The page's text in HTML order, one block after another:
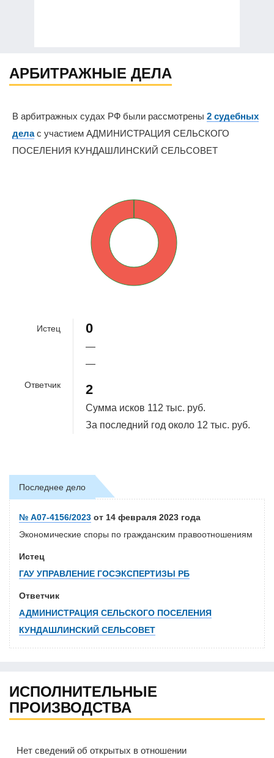
АРБИТРАЖНЫЕ ДЕЛА
В арбитражных судах РФ были рассмотрены 2 судебных
делас участием АДМИНИСТРАЦИЯ СЕЛЬСКОГО
ПОСЕЛЕНИЯ КУНДАШЛИНСКИЙ СЕЛЬСОВЕТ
Истец
Ответчик
0
—
—
2
Сумма исков 112 тыс. руб.
За последний год около12 тыс. руб.
Последнее дело
№ А07-4156/2023 от 14 февраля 2023 года
Экономические споры по гражданским правоотношениям
Истец
ГАУ УПРАВЛЕНИЕ ГОСЭКСПЕРТИЗЫ РБ
Ответчик
АДМИНИСТРАЦИЯ СЕЛЬСКОГО ПОСЕЛЕНИЯ
КУНДАШЛИНСКИЙ СЕЛЬСОВЕТ
ИСПОЛНИТЕЛЬНЫЕ
ПРОИЗВОДСТВА
Нет сведений об открытых в отношении